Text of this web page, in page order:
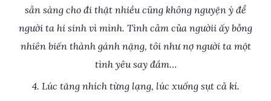
sẵn sàng cho đi thật nhiều cũng không nguyện ý để
người ta hi sinh vì mình. Tình cảm của ngườii ấy bỗng
nhiên biến thành gánh nặng, tôi như nợ người ta một
tình yêu say đắm…
4. Lúc tăng nhích từng lạng, lúc xuống sụt cả kí.